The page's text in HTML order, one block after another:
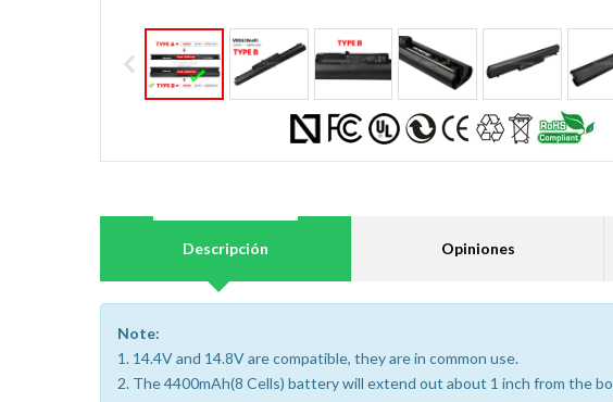
Descripción Opiniones
Note:
1. 14.4V and 14.8V are compatible, they are in common use.
2. The 4400mAh(8 Cells) battery will extend out about 1 inch from the